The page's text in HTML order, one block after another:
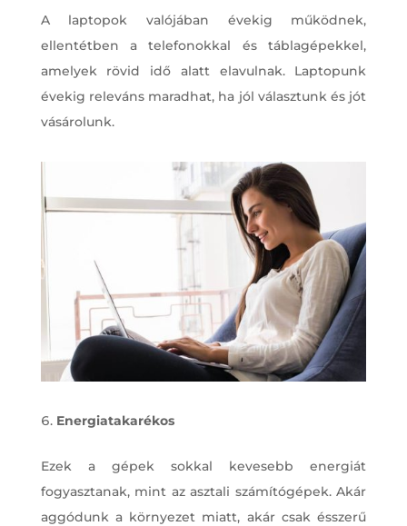
A laptopok valójában évekig működnek,
ellentétben a telefonokkal és táblagépekkel,
amelyek rövid idő alatt elavulnak. Laptopunk
évekig releváns maradhat, ha jól választunk és jót
vásárolunk.
Energiatakarékos
Ezek a gépek sokkal kevesebb energiát
fogyasztanak, mint az asztali számítógépek. Akár
aggódunk a környezet miatt, akár csak ésszerű